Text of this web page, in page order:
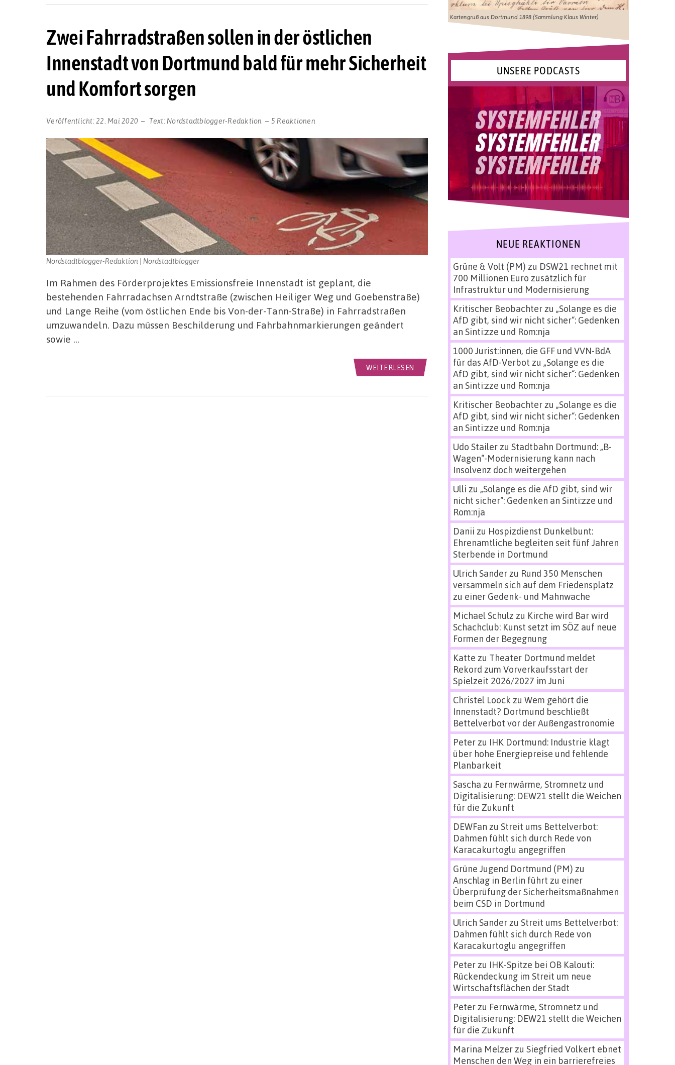
Zwei Fahrradstraßen sollen in der östlichen
Innenstadt von Dortmund bald für mehr Sicherheit
und Komfort sorgen
Veröffentlicht:22. Mai 2020 Text: Nordstadtblogger-Redaktion 5 Reaktionen
Nordstadtblogger-Redaktion | Nordstadtblogger
Im Rahmen des Förderprojektes Emissionsfreie Innenstadt ist geplant, die
bestehenden Fahrradachsen Arndtstraße (zwischen Heiliger Weg und Goebenstraße)
und Lange Reihe (vom östlichen Ende bis Von-der-Tann-Straße) in Fahrradstraßen
umzuwandeln. Dazu müssen Beschilderung und Fahrbahnmarkierungen geändert
sowie …
WEITERLESEN
Kartengruß aus Dortmund 1898 (Sammlung Klaus Winter)
UNSERE PODCASTS
NEUE REAKTIONEN
Grüne & Volt (PM) zu DSW21 rechnet mit
700 Millionen Euro zusätzlich für
Infrastruktur und Modernisierung
Kritischer Beobachterzu „Solange es die
AfD gibt, sind wir nicht sicher“: Gedenken
an Sinti:zze und Rom:nja
1000 Jurist:innen, die GFF und VVN-BdA
für das AfD-Verbot zu „Solange es die
AfD gibt, sind wir nicht sicher“: Gedenken
an Sinti:zze und Rom:nja
Kritischer Beobachterzu „Solange es die
AfD gibt, sind wir nicht sicher“: Gedenken
an Sinti:zze und Rom:nja
Udo Stailerzu Stadtbahn Dortmund: „B-
Wagen“-Modernisierung kann nach
Insolvenz doch weitergehen
Ulli zu „Solange es die AfD gibt, sind wir
nicht sicher“: Gedenken an Sinti:zze und
Rom:nja
Danii zu Hospizdienst Dunkelbunt:
Ehrenamtliche begleiten seit fünf Jahren
Sterbende in Dortmund
Ulrich Sanderzu Rund 350 Menschen
versammeln sich auf dem Friedensplatz
zu einer Gedenk- und Mahnwache
Michael Schulz zu Kirche wird Bar wird
Schachclub: Kunst setzt im SÖZ auf neue
Formen der Begegnung
Katte zu Theater Dortmund meldet
Rekord zum Vorverkaufsstart der
Spielzeit 2026/2027 im Juni
Christel Loock zu Wem gehört die
Innenstadt? Dortmund beschließt
Bettelverbot vor der Außengastronomie
Peterzu IHK Dortmund: Industrie klagt
über hohe Energiepreise und fehlende
Planbarkeit
Sascha zu Fernwärme, Stromnetz und
Digitalisierung: DEW21 stellt die Weichen
für die Zukunft
DEWFan zu Streit ums Bettelverbot:
Dahmen fühlt sich durch Rede von
Karacakurtoglu angegriffen
Grüne Jugend Dortmund (PM) zu
Anschlag in Berlin führt zu einer
Überprüfung der Sicherheitsmaßnahmen
beim CSD in Dortmund
Ulrich Sanderzu Streit ums Bettelverbot:
Dahmen fühlt sich durch Rede von
Karacakurtoglu angegriffen
Peterzu IHK-Spitze bei OB Kalouti:
Rückendeckung im Streit um neue
Wirtschaftsflächen der Stadt
Peterzu Fernwärme, Stromnetz und
Digitalisierung: DEW21 stellt die Weichen
für die Zukunft
Marina Melzerzu Siegfried Volkert ebnet
Menschen den Weg in ein barrierefreies